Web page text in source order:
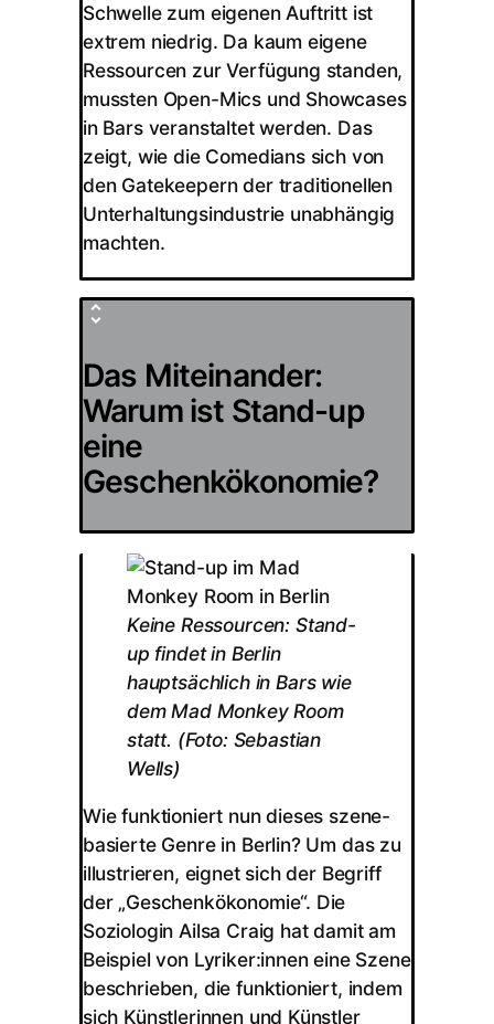
Schwelle zum eigenen Auftritt ist
extrem niedrig. Da kaum eigene
Ressourcen zur Verfügung standen,
mussten Open-Mics und Showcases
in Bars veranstaltet werden. Das
zeigt, wie die Comedians sich von
den Gatekeepern der traditionellen
Unterhaltungsindustrie unabhängig
machten.
Das Miteinander:
Warum ist Stand-up
eine
Geschenkökonomie?
Keine Ressourcen: Stand-
up findet in Berlin
hauptsächlich in Bars wie
dem Mad Monkey Room
statt. (Foto: Sebastian
Wells)
Wie funktioniert nun dieses szene-
basierte Genre in Berlin? Um das zu
illustrieren, eignet sich der Begriff
der „Geschenkökonomie“. Die
Soziologin Ailsa Craig hat damit am
Beispiel von Lyriker:innen eine Szene
beschrieben, die funktioniert, indem
sich Künstlerinnen und Künstler